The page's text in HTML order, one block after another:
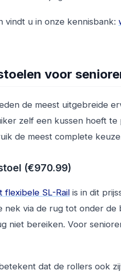
vindt u in onze kennisbank:
voor
de meest uitgebreide
zelf een kussen hoeft
de meest complete
(€970.99)
flexibele SL-Rail is in dit
nek via de rug tot onder
niet bereiken. Voor
dat de rollers ook